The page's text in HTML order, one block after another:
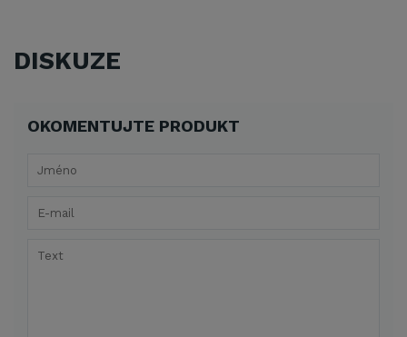
DISKUZE
OKOMENTUJTE PRODUKT